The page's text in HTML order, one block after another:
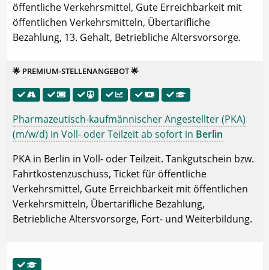
öffentliche Verkehrsmittel, Gute Erreichbarkeit mit
öffentlichen Verkehrsmitteln, Übertarifliche
Bezahlung, 13. Gehalt, Betriebliche Altersvorsorge.
🌟 PREMIUM-STELLENANGEBOT 🌟
Pharmazeutisch-kaufmännischer Angestellter (PKA)
(m/w/d) in Voll- oder Teilzeit ab sofort in Berlin
PKA in Berlin in Voll- oder Teilzeit. Tankgutschein bzw.
Fahrtkostenzuschuss, Ticket für öffentliche
Verkehrsmittel, Gute Erreichbarkeit mit öffentlichen
Verkehrsmitteln, Übertarifliche Bezahlung,
Betriebliche Altersvorsorge, Fort- und Weiterbildung.